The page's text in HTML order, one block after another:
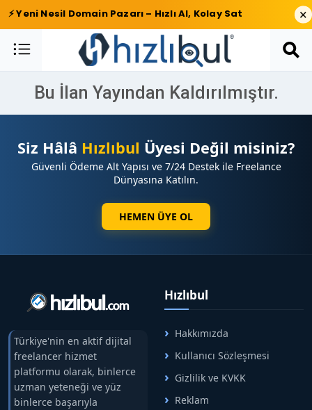
⚡ Yeni Nesil Domain Pazarı – Hızlı Al, Kolay Sat ×
Bu İlan Yayından Kaldırılmıştır.
Siz Hâlâ Hızlıbul Üyesi Değil misiniz?
Güvenli Ödeme Alt Yapısı ve 7/24 Destek ile Freelance
Dünyasına Katılın.
HEMEN ÜYE OL
Türkiye'nin en aktif dijital
freelancer hizmet
platformu olarak, binlerce
uzman yeteneği ve yüz
binlerce başarıyla
Hızlıbul
Hakkımızda
Kullanıcı Sözleşmesi
Gizlilik ve KVKK
Reklam